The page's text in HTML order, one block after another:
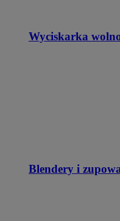
Wyciskarka
Blendery i